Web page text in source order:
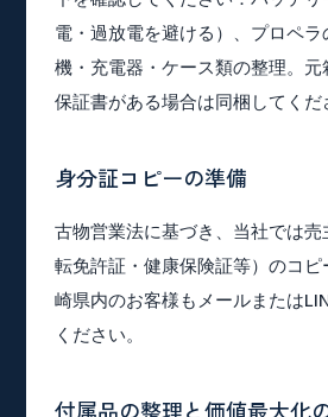
電・過放電を避ける）、プロペ
機・充電器・ケース類の整理。元
保証書がある場合は同梱してくだ
身分証コピーの準備
古物営業法に基づき、当社では
転免許証・健康保険証等）のコ
崎県内のお客様もメールまたは
ください。
付属品の整理と価値最大化